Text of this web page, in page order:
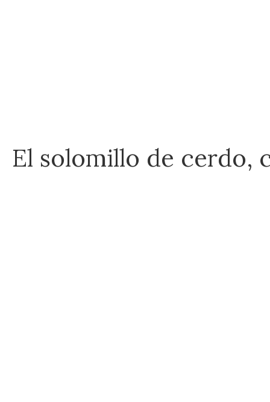
El solomillo de cerdo,